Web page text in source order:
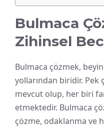
Bulmaca
Zihinsel
Bulmaca çözmek,
yollarından biridir. Pek
mevcut olup, her biri
etmektedir. Bulmaca
çözme, odaklanma ve